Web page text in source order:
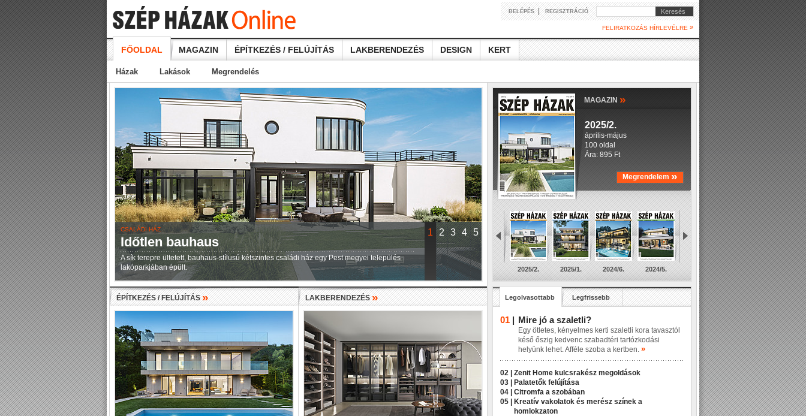
BELÉPÉS| REGISZTRÁCIÓ Keresés
FELIRATKOZÁS HÍRLEVÉLRE »
FŐOLDAL MAGAZIN ÉPÍTKEZÉS / FELÚJÍTÁS LAKBERENDEZÉS DESIGN KERT
Házak Lakások Megrendelés
CSALÁDI HÁZ
Időtlen bauhaus
A sík terepre ültetett, bauhaus-stílusú kétszintes családi ház egy Pest megyei település
lakóparkjában épült.
1 2 3 4 5
ÉPÍTKEZÉS / FELÚJÍTÁS» LAKBERENDEZÉS»
MAGAZIN »
2025/2.
április-május
100 oldal
Ára: 895 Ft
Megrendelem »
2025/2. 2025/1. 2024/6. 2024/5.
Legolvasottabb Legfrissebb
01 | Mire jó a szaletli?
Egy ötletes, kényelmes kerti szaletli kora tavasztól
késő őszig kedvenc szabadtéri tartózkodási
helyünk lehet. Afféle szoba a kertben. »
02 |
Zenit Home kulcsrakész megoldások
03 |
Palatetők felújítása
04 |
Citromfa a szobában
05 |
Kreatív vakolatok és merész színek a
homlokzaton